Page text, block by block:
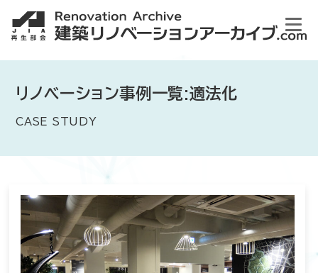
リノベーション事例一覧:適法化
CASE STUDY